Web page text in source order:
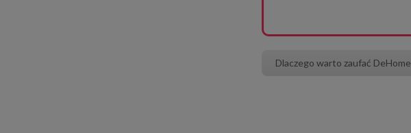
Dlaczego warto zaufać DeHome